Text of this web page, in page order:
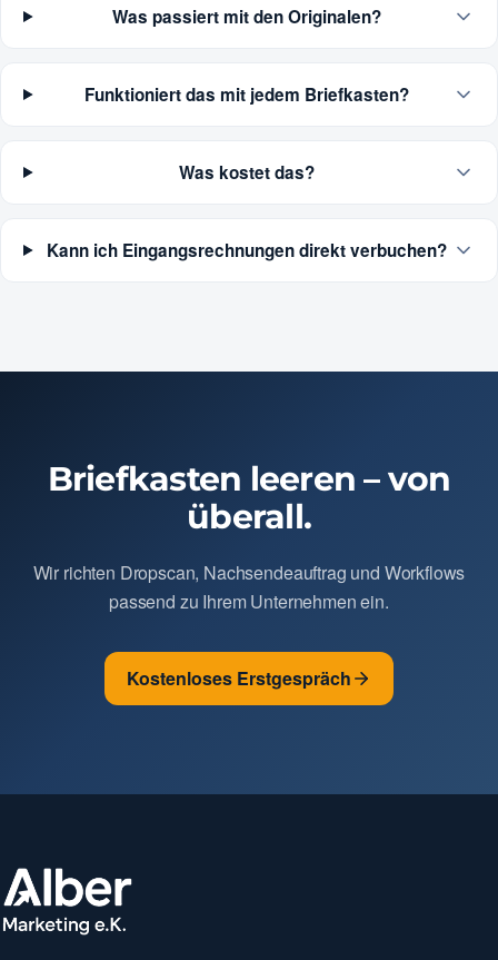
Was passiert mit den Originalen?
Funktioniert das mit jedem Briefkasten?
Was kostet das?
Kann ich Eingangsrechnungen direkt verbuchen?
Briefkasten leeren – von
überall.
Wir richten Dropscan, Nachsendeauftrag und Workflows
passend zu Ihrem Unternehmen ein.
Kostenloses Erstgespräch